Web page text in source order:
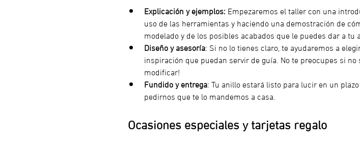
Explicación y ejemplos: Empezaremos el taller con una
uso de las herramientas y haciendo una demostración de
modelado y de los posibles acabados que le puedes dar a tu
Diseño y asesoría: Si no lo tienes claro, te ayudaremos a
inspiración que puedan servir de guía. No te preocupes si
modificar!
Fundido y entrega: Tu anillo estará listo para lucir en un
pedirnos que te lo mandemos a casa.
Ocasiones especiales y tarjetas regalo